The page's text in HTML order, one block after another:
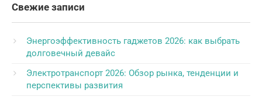
Свежие записи
Энергоэффективность гаджетов 2026: как выбрать
долговечный девайс
Электротранспорт 2026: Обзор рынка, тенденции и
перспективы развития